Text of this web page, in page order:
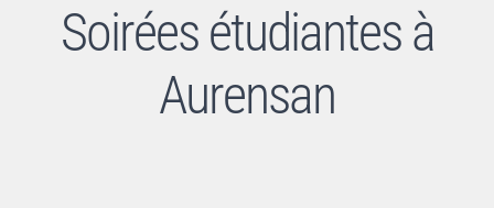
Soirées étudiantes à
Aurensan